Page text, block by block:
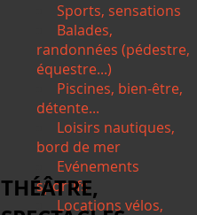
Sports, sensations
Balades,
randonnées (pédestre,
équestre...)
Piscines, bien-être,
détente...
Loisirs nautiques,
bord de mer
Evénements
sportifs
Locations vélos,
THÉÂTRE,